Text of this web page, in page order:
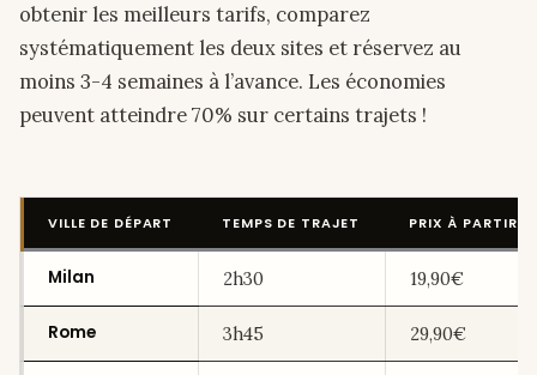
obtenir les meilleurs tarifs, comparez
systématiquement les deux sites et réservez au
moins 3-4 semaines à l’avance. Les économies
peuvent atteindre 70% sur certains trajets !
VILLE DE DÉPART TEMPS DE TRAJET PRIX À PARTIR
Milan 2h30 19,90€
Rome 3h45 29,90€